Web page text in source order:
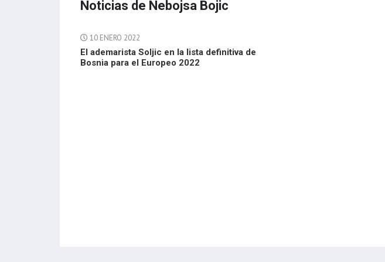
Noticias de Nebojsa Bojic
10 ENERO 2022
El ademarista Soljic en la lista definitiva de
Bosnia para el Europeo 2022